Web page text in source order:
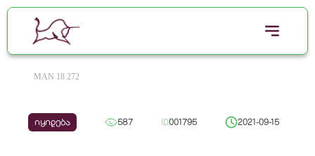
MAN 18.272
იყიდება 587 ID001795 2021-09-15